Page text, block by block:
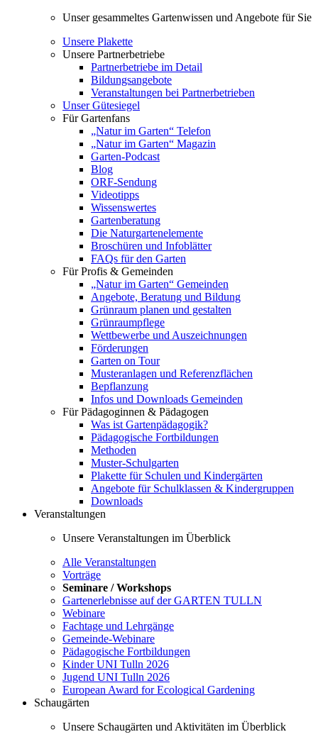
Unser gesammeltes Gartenwissen und Angebote für Sie
Unsere Plakette
Unsere Partnerbetriebe
Partnerbetriebe im Detail
Bildungsangebote
Veranstaltungen bei Partnerbetrieben
Unser Gütesiegel
Für Gartenfans
„Natur im Garten“ Telefon
„Natur im Garten“ Magazin
Garten-Podcast
Blog
ORF-Sendung
Videotipps
Wissenswertes
Gartenberatung
Die Naturgartenelemente
Broschüren und Infoblätter
FAQs für den Garten
Für Profis & Gemeinden
„Natur im Garten“ Gemeinden
Angebote, Beratung und Bildung
Grünraum planen und gestalten
Grünraumpflege
Wettbewerbe und Auszeichnungen
Förderungen
Garten on Tour
Musteranlagen und Referenzflächen
Bepflanzung
Infos und Downloads Gemeinden
Für Pädagoginnen & Pädagogen
Was ist Gartenpädagogik?
Pädagogische Fortbildungen
Methoden
Muster-Schulgarten
Plakette für Schulen und Kindergärten
Angebote für Schulklassen & Kindergruppen
Downloads
Veranstaltungen
Unsere Veranstaltungen im Überblick
Alle Veranstaltungen
Vorträge
Seminare / Workshops
Gartenerlebnisse auf der GARTEN TULLN
Webinare
Fachtage und Lehrgänge
Gemeinde-Webinare
Pädagogische Fortbildungen
Kinder UNI Tulln 2026
Jugend UNI Tulln 2026
European Award for Ecological Gardening
Schaugärten
Unsere Schaugärten und Aktivitäten im Überblick